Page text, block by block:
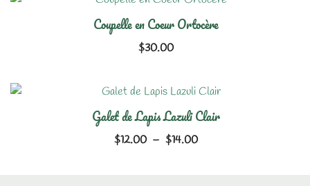
à
Coupelle en Coeur Ortocère
$30.00
Galet de Lapis Lazuli Clair
$12.00 – $14.00Plage